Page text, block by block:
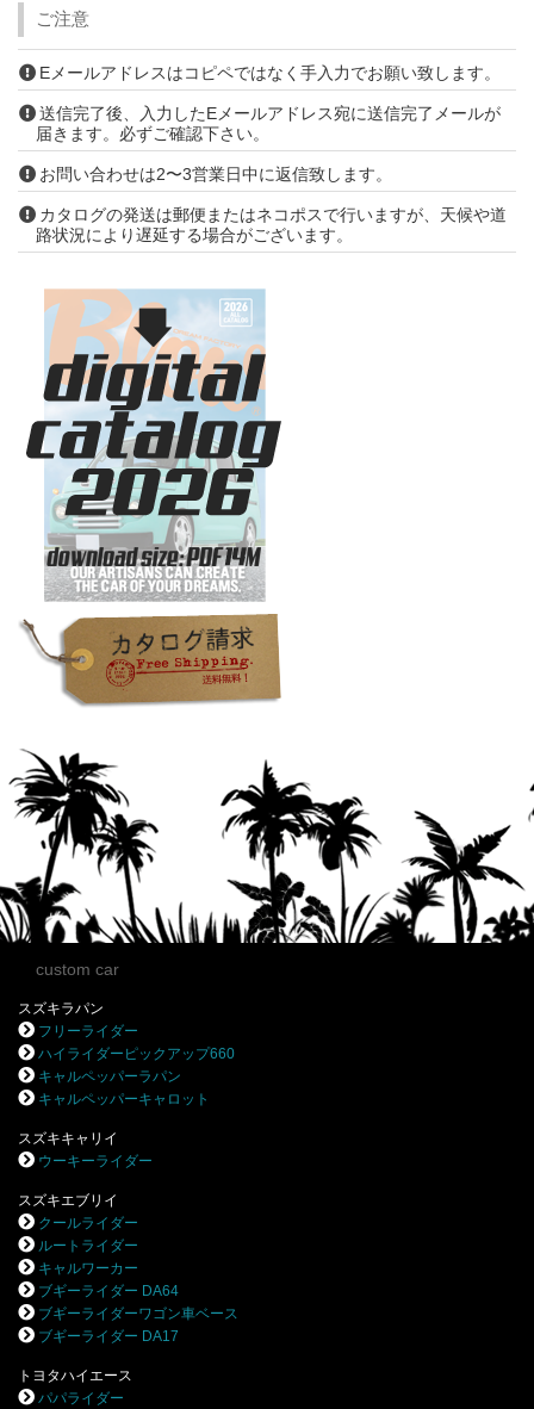
ご注意
Eメールアドレスはコピペではなく手入力でお願い致します。
送信完了後、入力したEメールアドレス宛に送信完了メールが
届きます。必ずご確認下さい。
お問い合わせは2〜3営業日中に返信致します。
カタログの発送は郵便またはネコポスで行いますが、天候や道
路状況により遅延する場合がございます。
custom car
スズキラパン
フリーライダー
ハイライダーピックアップ660
キャルペッパーラパン
キャルペッパーキャロット
スズキキャリイ
ウーキーライダー
スズキエブリイ
クールライダー
ルートライダー
キャルワーカー
ブギーライダー DA64
ブギーライダーワゴン車ベース
ブギーライダー DA17
トヨタハイエース
パパライダー